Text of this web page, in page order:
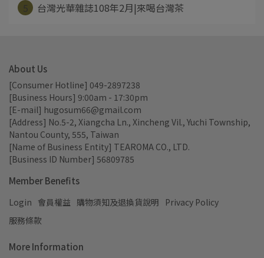
台灣光華雜誌108年2月|來喝台灣茶
About Us
[Consumer Hotline] 049-2897238
[Business Hours] 9:00am - 17:30pm
[E-mail] hugosum66@gmail.com
[Address] No.5-2, Xiangcha Ln., Xincheng Vil., Yuchi Township,
Nantou County, 555, Taiwan
[Name of Business Entity] TEAROMA CO., LTD.
[Business ID Number] 56809785
Member Benefits
Login 會員權益 購物須知及退換貨說明
Privacy Policy
服務條款
More Information